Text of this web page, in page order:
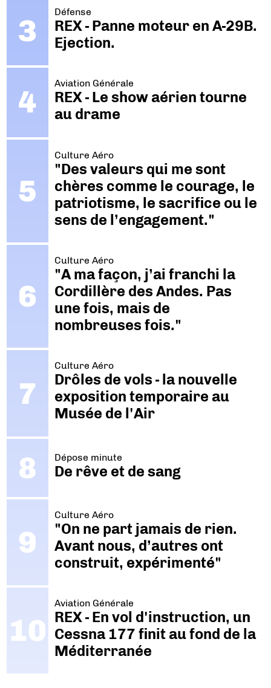
Défense
REX - Panne moteur en A-29B.
Ejection.
Aviation Générale
REX - Le show aérien tourne
au drame
Culture Aéro
"Des valeurs qui me sont
chères comme le courage, le
patriotisme, le sacrifice ou le
sens de l’engagement."
Culture Aéro
"A ma façon, j’ai franchi la
Cordillère des Andes. Pas
une fois, mais de
nombreuses fois."
Culture Aéro
Drôles de vols - la nouvelle
exposition temporaire au
Musée de l'Air
Dépose minute
De rêve et de sang
Culture Aéro
"On ne part jamais de rien.
Avant nous, d’autres ont
construit, expérimenté"
Aviation Générale
REX - En vol d'instruction, un
Cessna 177 finit au fond de la
Méditerranée